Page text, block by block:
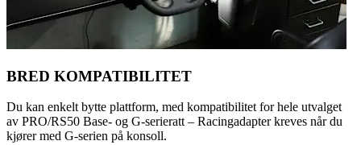
BRED KOMPATIBILITET
Du kan enkelt bytte plattform, med kompatibilitet for hele utvalget
av PRO/RS50 Base- og G-serieratt – Racingadapter kreves når du
kjører med G-serien på konsoll.